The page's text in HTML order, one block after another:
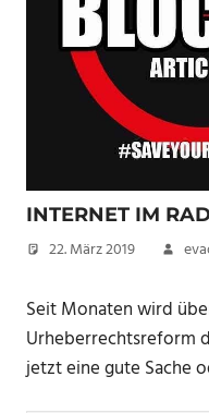
INTERNET IM
22. März 2019
Seit Monaten wird
Urheberrechtsreform
jetzt eine gute Sache